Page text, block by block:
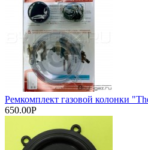
Ремкомплект газовой колонки
650.00Р